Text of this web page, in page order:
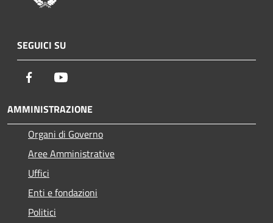
SEGUICI SU
Facebook
AMMINISTRAZIONE
Organi di Governo
Aree Amministrative
Uffici
Enti e fondazioni
Politici